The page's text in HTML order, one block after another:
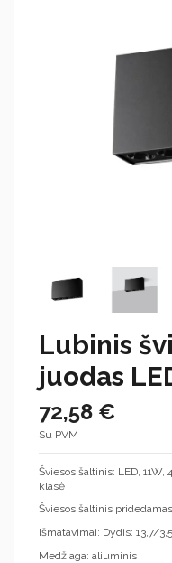
Lubinis
juodas
72,58 €
Su PVM
Šviesos šaltinis: LED,
klasė
Šviesos šaltinis
Išmatavimai: Dydis: 13,7/
Medžiaga: aliuminis